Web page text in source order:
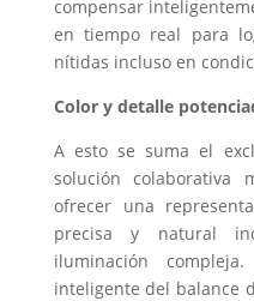
compensar
en tiempo real para
nítidas incluso en
Color y detalle
A esto se suma el
solución colaborativa
ofrecer una
precisa y natural
iluminación
inteligente del balance